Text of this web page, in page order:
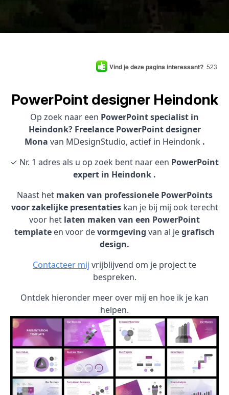
Vind je deze pagina interessant? 523
PowerPoint designer Heindonk
Op zoek naar een PowerPoint specialist in
Heindonk? Freelance PowerPoint designer
Mona van MDesignStudio, actief in Heindonk .
✓ Nr. 1 adres als u op zoek bent naar een PowerPoint
expert in Heindonk .
Naast het maken van professionele PowerPoints
voor zakelijke presentatieskan je bij mij ook terecht
voor het laten maken van een PowerPoint
template en voor devormgeving van al jegrafisch
design.
Contacteer mij vrijblijvend om je project te
bespreken.
Ontdek hieronder meer over mij en hoe ik je kan
helpen.